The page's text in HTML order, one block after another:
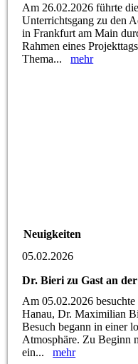
Am 26.02.2026 führte
Unterrichtsgang zu den
in Frankfurt am Main
Rahmen eines
Thema...mehr
Neuigkeiten
05.02.2026
Dr. Bieri zu Gast an
Am 05.02.2026
Hanau, Dr. Maximilian
Besuch begann in einer
Atmosphäre. Zu Beginn
ein...mehr